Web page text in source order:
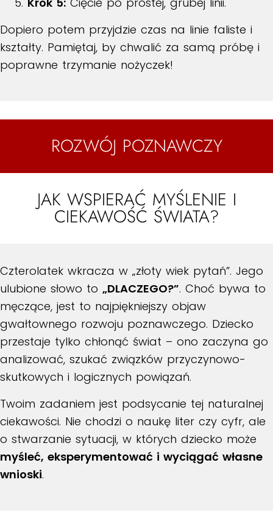
Dopiero potem przyjdzie czas na linie faliste i
kształty. Pamiętaj, by chwalić za samą próbę i
poprawne trzymanie nożyczek!
ROZWÓJ POZNAWCZY
JAK WSPIERAĆ MYŚLENIE I
CIEKAWOŚĆ ŚWIATA?
Czterolatek wkracza w „złoty wiek pytań”. Jego
ulubione słowo to „DLACZEGO?”. Choć bywa to
męczące, jest to najpiękniejszy objaw
gwałtownego rozwoju poznawczego. Dziecko
przestaje tylko chłonąć świat – ono zaczyna go
analizować, szukać związków przyczynowo-
skutkowych i logicznych powiązań.
Twoim zadaniem jest podsycanie tej naturalnej
ciekawości. Nie chodzi o naukę liter czy cyfr, ale
o stwarzanie sytuacji, w których dziecko może
myśleć, eksperymentować i wyciągać własne
wnioski.